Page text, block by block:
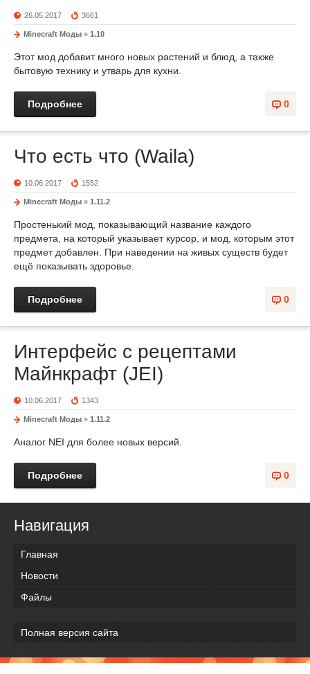
26.05.2017 3661
Minecraft Моды » 1.10
Этот мод добавит много новых растений и блюд, а также
бытовую технику и утварь для кухни.
0
Подробнее
Что есть что (Waila)
10.06.2017 1552
Minecraft Моды » 1.11.2
Простенький мод, показывающий название каждого
предмета, на который указывает курсор, и мод, которым этот
предмет добавлен. При наведении на живых существ будет
ещё показывать здоровье.
0
Подробнее
Интерфейс с рецептами
Майнкрафт (JEI)
10.06.2017 1343
Minecraft Моды » 1.11.2
Аналог NEI для более новых версий.
0
Подробнее
Навигация
Главная
Новости
Файлы
Полная версия сайта